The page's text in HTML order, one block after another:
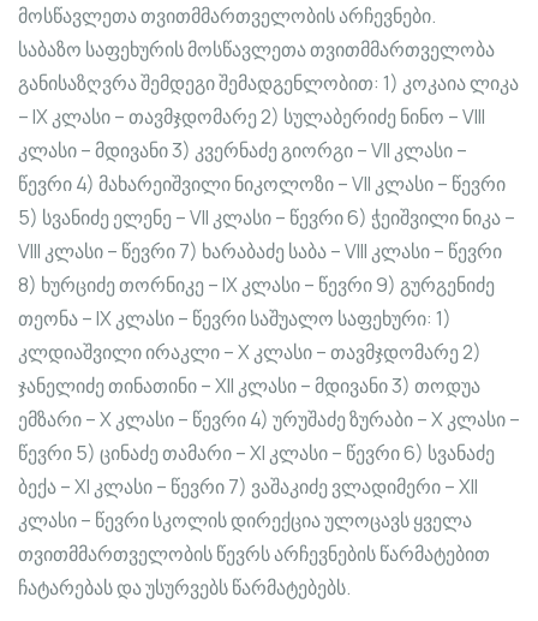
მოსწავლეთა თვითმმართველობის არჩევნები.
საბაზო საფეხურის მოსწავლეთა თვითმმართველობა
განისაზღვრა შემდეგი შემადგენლობით: 1) კოკაია ლიკა
– IX კლასი – თავმჯდომარე 2) სულაბერიძე ნინო – VIII
კლასი – მდივანი 3) კვერნაძე გიორგი – VII კლასი –
წევრი 4) მახარეიშვილი ნიკოლოზი – VII კლასი – წევრი
5) სვანიძე ელენე – VII კლასი – წევრი 6) ჭეიშვილი ნიკა –
VIII კლასი – წევრი 7) ხარაბაძე საბა – VIII კლასი – წევრი
8) ხურციძე თორნიკე – IX კლასი – წევრი 9) გურგენიძე
თეონა – IX კლასი – წევრი საშუალო საფეხური: 1)
კლდიაშვილი ირაკლი – X კლასი – თავმჯდომარე 2)
ჯანელიძე თინათინი – XII კლასი – მდივანი 3) თოდუა
ემზარი – X კლასი – წევრი 4) ურუშაძე ზურაბი – X კლასი –
წევრი 5) ცინაძე თამარი – XI კლასი – წევრი 6) სვანაძე
ბექა – XI კლასი – წევრი 7) ვაშაკიძე ვლადიმერი – XII
კლასი – წევრი სკოლის დირექცია ულოცავს ყველა
თვითმმართველობის წევრს არჩევნების წარმატებით
ჩატარებას და უსურვებს წარმატებებს.